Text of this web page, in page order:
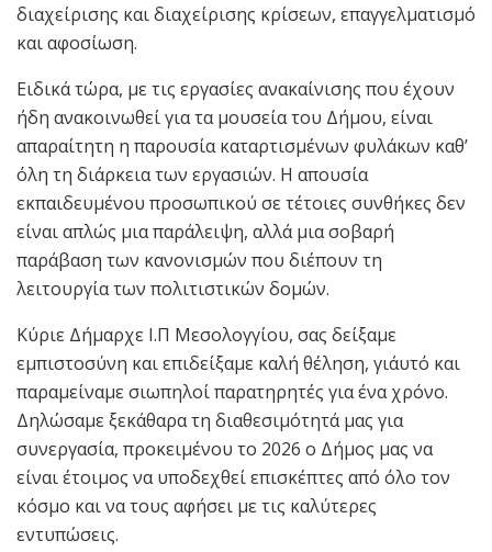
διαχείρισης και διαχείρισης κρίσεων, επαγγελματισμό
και αφοσίωση.
Ειδικά τώρα, με τις εργασίες ανακαίνισης που έχουν
ήδη ανακοινωθεί για τα μουσεία του Δήμου, είναι
απαραίτητη η παρουσία καταρτισμένων φυλάκων καθ’
όλη τη διάρκεια των εργασιών. Η απουσία
εκπαιδευμένου προσωπικού σε τέτοιες συνθήκες δεν
είναι απλώς μια παράλειψη, αλλά μια σοβαρή
παράβαση των κανονισμών που διέπουν τη
λειτουργία των πολιτιστικών δομών.
Κύριε Δήμαρχε Ι.Π Μεσολογγίου, σας δείξαμε
εμπιστοσύνη και επιδείξαμε καλή θέληση, γι΄αυτό και
παραμείναμε σιωπηλοί παρατηρητές για ένα χρόνο.
Δηλώσαμε ξεκάθαρα τη διαθεσιμότητά μας για
συνεργασία, προκειμένου το 2026 ο Δήμος μας να
είναι έτοιμος να υποδεχθεί επισκέπτες από όλο τον
κόσμο και να τους αφήσει με τις καλύτερες
εντυπώσεις.